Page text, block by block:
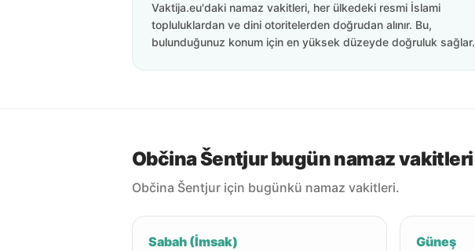
Vaktija.eu'daki namaz vakitleri, her ülkedeki resmi İslami
topluluklardan ve dini otoritelerden doğrudan alınır. Bu,
bulunduğunuz konum için en yüksek düzeyde doğruluk sağlar.
Občina Šentjur bugün namaz vakitleri
Občina Šentjur için bugünkü namaz vakitleri.
Sabah (İmsak) Güneş